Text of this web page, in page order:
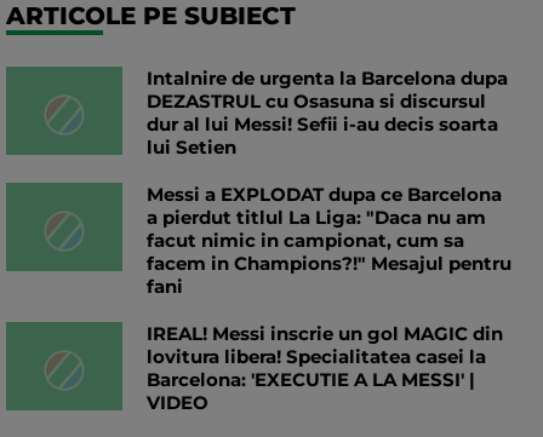
ARTICOLE PE SUBIECT
Intalnire de urgenta la Barcelona dupa
DEZASTRUL cu Osasuna si discursul
dur al lui Messi! Sefii i-au decis soarta
lui Setien
Messi a EXPLODAT dupa ce Barcelona
a pierdut titlul La Liga: "Daca nu am
facut nimic in campionat, cum sa
facem in Champions?!" Mesajul pentru
fani
IREAL! Messi inscrie un gol MAGIC din
lovitura libera! Specialitatea casei la
Barcelona: 'EXECUTIE A LA MESSI' |
VIDEO